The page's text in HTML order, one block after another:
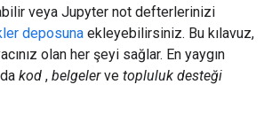
veya Jupyter not defterlerinizi
deposuna ekleyebilirsiniz. Bu kılavuz,
olan her şeyi sağlar. En yaygın
kod , belgelerve topluluk desteği